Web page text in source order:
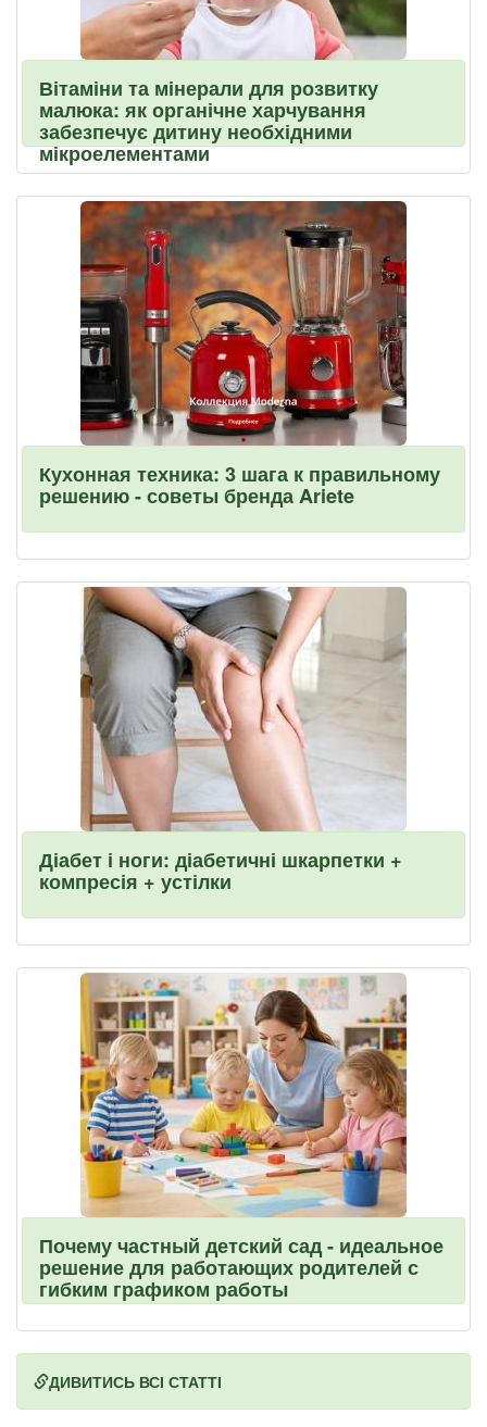
Вітаміни та мінерали для розвитку
малюка: як органічне харчування
забезпечує дитину необхідними
мікроелементами
Кухонная техника: 3 шага к правильному
решению - советы бренда Ariete
Діабет і ноги: діабетичні шкарпетки +
компресія + устілки
Почему частный детский сад - идеальное
решение для работающих родителей с
гибким графиком работы
ДИВИТИСЬ ВСІ СТАТТІ